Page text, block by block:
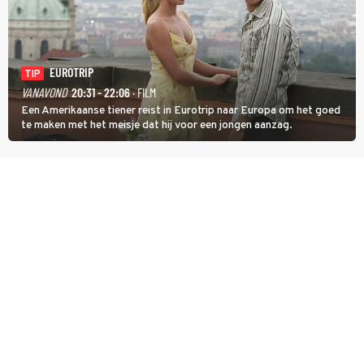
TIP
EUROTRIP
VANAVOND 20:31 - 22:06· FILM
Een Amerikaanse tiener reist in Eurotrip naar Europa om het goed
te maken met het meisje dat hij voor een jongen aanzag.